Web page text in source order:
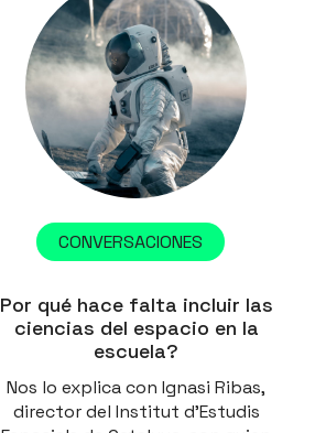
CONVERSACIONES
Por qué hace falta incluir las
ciencias del espacio en la
escuela?
Nos lo explica con Ignasi Ribas,
director del Institut d’Estudis